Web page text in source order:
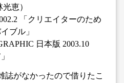
恵）
「クリエイターのため
ブル」
日本版 2003.10
誌がなかったので借りたこ